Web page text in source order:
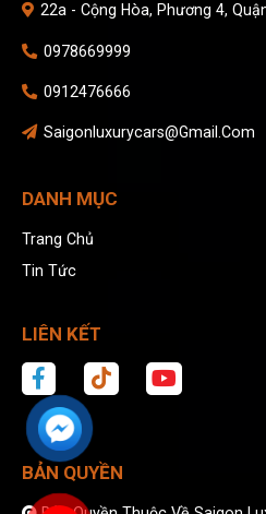
22a - Cộng Hòa, Phương 4,
0978669999
0912476666
Saigonluxurycars@gmail.com
DANH MỤC
Trang Chủ
Tin Tức
LIÊN KẾT
BẢN QUYỀN